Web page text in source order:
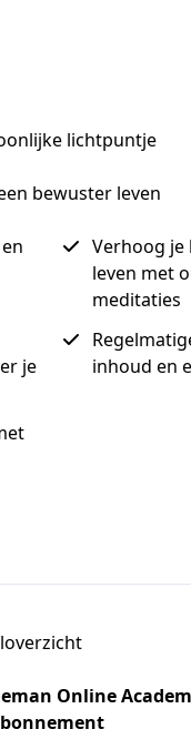
lichtpuntje
bewuster leven
Verhoog je
leven met
meditaties
je
inhoud en
Online